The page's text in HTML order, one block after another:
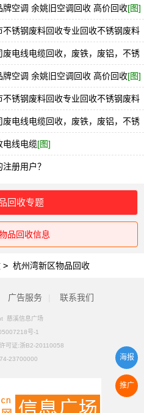
牌空调 余姚旧空调回收 高价回收[图]
不锈钢废料回收专业回收不锈钢废料
废电线电缆回收，废铁，废铝，不锈
牌空调 余姚旧空调回收 高价回收[图]
不锈钢废料回收专业回收不锈钢废料
废电线电缆回收，废铁，废铝，不锈
电线电缆[图]
册用户？
回收专题
品回收信息
> 杭州湾新区物品回收
广告服务 联系我们
慈溪信息广场
号-1
可证:浙B2-20110058
23700000
推广
海报